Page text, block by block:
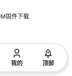
固件下载
我的 顶部